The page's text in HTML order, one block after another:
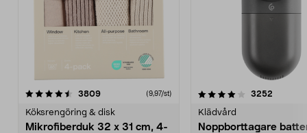
3809recensioner (9,97/st)
Köksrengöring & disk
Mikrofiberduk 32 x 31 cm, 4-
4.0av 5 stjärnor 3252
Klädvård
Noppborttagare
4.5av 5 stjärnor